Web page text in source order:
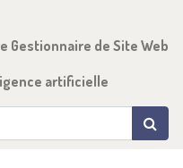
Gestionnaire de Site Web
artificielle